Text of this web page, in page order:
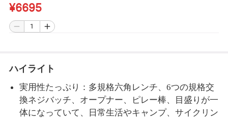
¥6695
ハイライト
実用性たっぷり：多規格六角レンチ、6つの規格交
換ネジバッチ、オープナー、ピレー棒、目盛りが一
体になっていて、日常生活やキャンプ、サイクリン